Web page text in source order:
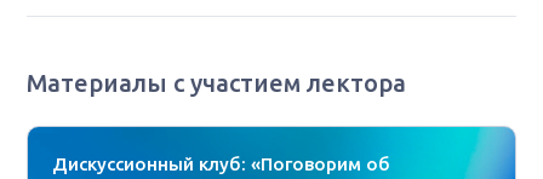
Материалы с участием лектора
Дискуссионный клуб: «Поговорим об